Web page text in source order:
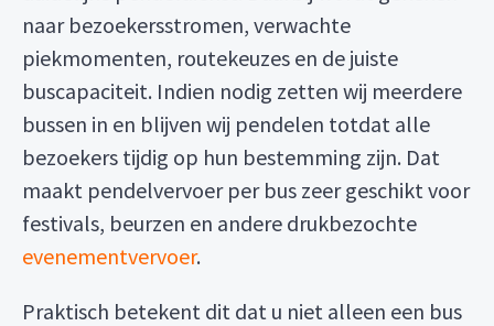
naar bezoekersstromen, verwachte
piekmomenten, routekeuzes en de juiste
buscapaciteit. Indien nodig zetten wij meerdere
bussen in en blijven wij pendelen totdat alle
bezoekers tijdig op hun bestemming zijn. Dat
maakt pendelvervoer per bus zeer geschikt voor
festivals, beurzen en andere drukbezochte
evenementvervoer.
Praktisch betekent dit dat u niet alleen een bus